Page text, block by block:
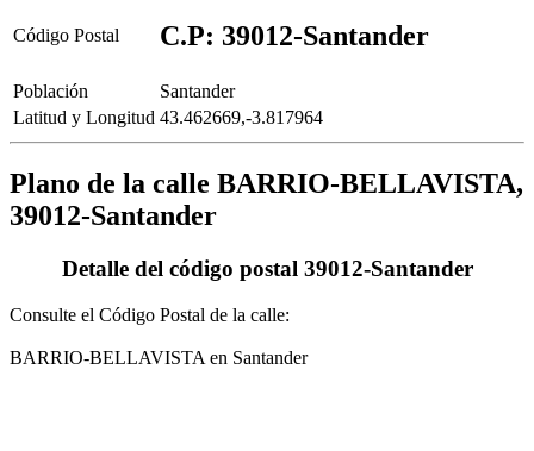
Código Postal C.P: 39012-Santander
Población
Santander
Latitud y Longitud 43.462669,-3.817964
Plano de la calle BARRIO-BELLAVISTA,
39012-Santander
Detalle del código postal 39012-Santander
Consulte el Código Postal de la calle:
BARRIO-BELLAVISTA en Santander